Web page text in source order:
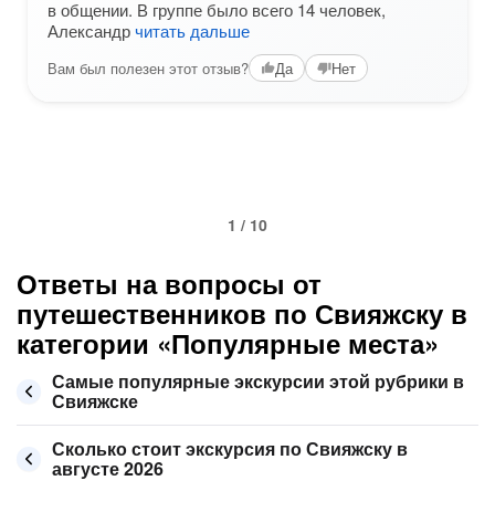
в общении. В группе было всего 14 человек,
Александрчитать дальше
Вам был полезен этот отзыв? Да Нет
1 / 10
Ответы на вопросы от
путешественников по Свияжску в
категории «Популярные места»
Самые популярные экскурсии этой рубрики в
Свияжске
Сколько стоит экскурсия по Свияжску в
августе 2026